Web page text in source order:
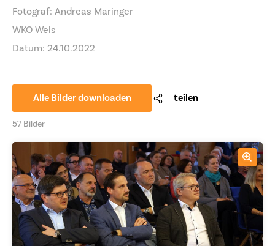
Fotograf: Andreas Maringer
WKO Wels
Datum: 24.10.2022
Alle Bilder downloaden teilen
57 Bilder